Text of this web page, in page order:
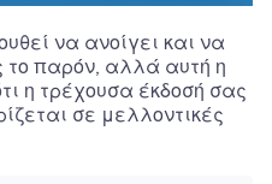
να ανοίγει και να
το παρόν, αλλά αυτή η
η τρέχουσα έκδοσή σας
σε μελλοντικές